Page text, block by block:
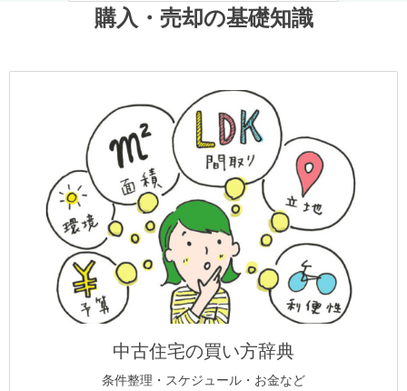
購入・売却の基礎知識
中古住宅の買い方辞典
条件整理・スケジュール・お金など